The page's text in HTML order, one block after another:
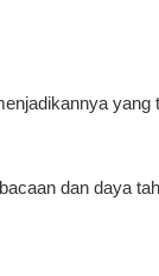
yang
dan daya